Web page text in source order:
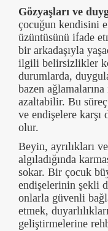
Gözyaşları ve
çocuğun kendisini
üzüntüsünü ifade
bir arkadaşıyla
ilgili belirsizlikler
durumlarda,
bazen
azaltabilir. Bu
ve endişelere karşı
olur.
Beyin, ayrılıkları
algıladığında
sokar. Bir çocuk
endişelerinin şekli
onlarla güvenli
etmek,
geliştirmelerine